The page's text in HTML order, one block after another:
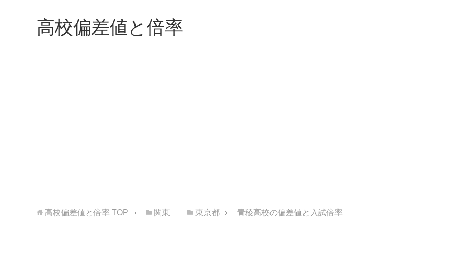
高校偏差値と倍率
高校偏差値と倍率 TOP 関東 東京都 青稜高校の偏差値と入試倍率